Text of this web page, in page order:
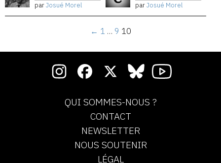
parJosué Morel parJosué Morel
← 1 … 9 10
QUI SOMMES-NOUS ?
CONTACT
NEWSLETTER
NOUS SOUTENIR
LÉGAL